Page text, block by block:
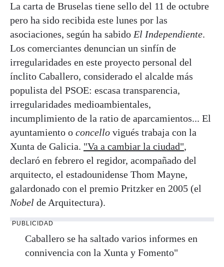
La carta de Bruselas tiene sello del 11 de octubre
pero ha sido recibida este lunes por las
asociaciones, según ha sabido El Independiente.
Los comerciantes denuncian un sinfín de
irregularidades en este proyecto personal del
ínclito Caballero, considerado el alcalde más
populista del PSOE: escasa transparencia,
irregularidades medioambientales,
incumplimiento de la ratio de aparcamientos... El
ayuntamiento o concello vigués trabaja con la
Xunta de Galicia. "Va a cambiar la ciudad",
declaró en febrero el regidor, acompañado del
arquitecto, el estadounidense Thom Mayne,
galardonado con el premio Pritzker en 2005 (el
Nobel de Arquitectura).
PUBLICIDAD
Caballero se ha saltado varios informes en
connivencia con la Xunta y Fomento"